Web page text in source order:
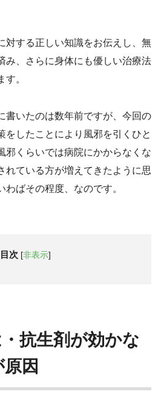
対する正しい知識をお伝えし、無
み、さらに身体にも優しい治療法
。
書いたのは数年前ですが、今回の
をしたことにより風邪を引くひと
邪くらいでは病院にかからなくな
れている方が増えてきたように思
ばその程度、なのです。
目次 [非表示]
抗生剤が効かな
因